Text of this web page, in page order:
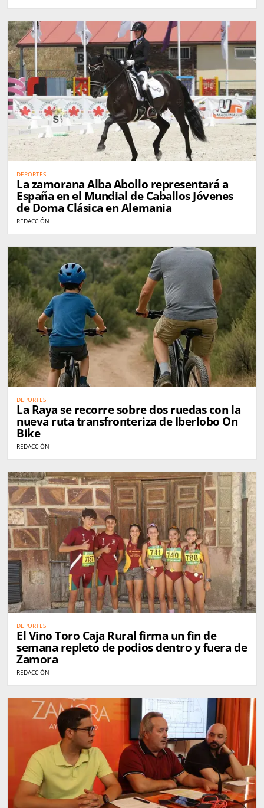
DEPORTES
La zamorana Alba Abollo representará a
España en el Mundial de Caballos Jóvenes
de Doma Clásica en Alemania
REDACCIÓN
DEPORTES
La Raya se recorre sobre dos ruedas con la
nueva ruta transfronteriza de Iberlobo On
Bike
REDACCIÓN
DEPORTES
El Vino Toro Caja Rural firma un fin de
semana repleto de podios dentro y fuera de
Zamora
REDACCIÓN